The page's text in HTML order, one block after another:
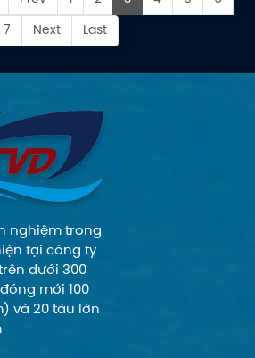
người cầu kayak
nhẹ của họ, và bạn
cũng vậy. Với
giờ đây bạn có thể
đông và đến địa
điểm đáng mơ ước
hơn tới 30%.
7 Next Last
nghiệm trong
tại công ty
dưới 300
mới 100
và 20 tàu lớn